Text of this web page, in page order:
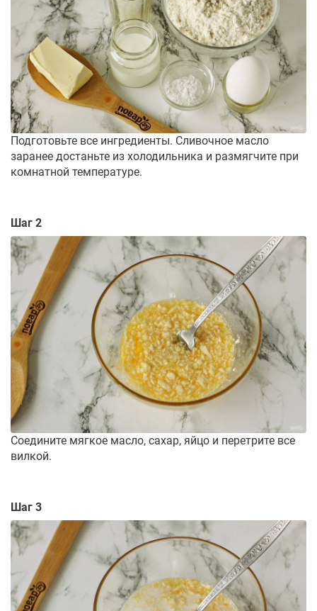
Подготовьте все ингредиенты. Сливочное масло
заранее достаньте из холодильника и размягчите при
комнатной температуре.
Шаг 2
Соедините мягкое масло, сахар, яйцо и перетрите все
вилкой.
Шаг 3